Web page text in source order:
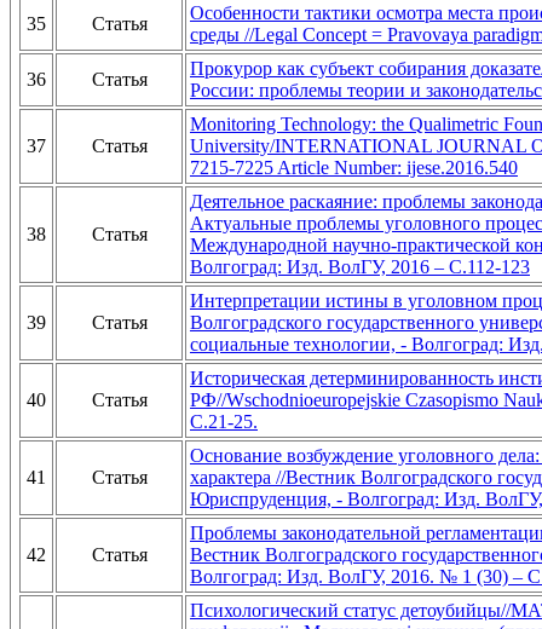
35 Статья
Особенности тактики осмотра места
среды //Legal Concept = Pravovaya
36 Статья
Прокурор как субъект собирания
России: проблемы теории и
37 Статья
Monitoring Technology: the Qualimetric
University/INTERNATIONAL JOURNAL
7215-7225 Article Number: ijese.2016.540
38 Статья
Деятельное раскаяние: проблемы
Актуальные проблемы уголовного
Международной научно-практической
Волгоград: Изд. ВолГУ, 2016 – С.112-123
39 Статья
Интерпретации истины в уголовном
Волгоградского государственного
социальные технологии, - Волгоград:
40 Статья
Историческая детерминированность
РФ//Wschodnioeuropejskie Czasopismo
С.21-25.
41 Статья
Основание возбуждение уголовного
характера //Вестник Волгоградского
Юриспруденция, - Волгоград: Изд.
42 Статья
Проблемы законодательной
Вестник Волгоградского
Волгоград: Изд. ВолГУ, 2016. № 1 (30) –
Психологический статус